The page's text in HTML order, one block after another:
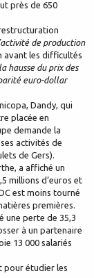
près de 650
de production
avant les difficultés
hausse du prix des
euro-dollar
Dandy, qui
placée en
demande la
activités de
de Gers).
a affiché un
millions d’euros et
est moins tourné
premières.
une perte de 35,3
à un partenaire
13 000 salariés
pour étudier les